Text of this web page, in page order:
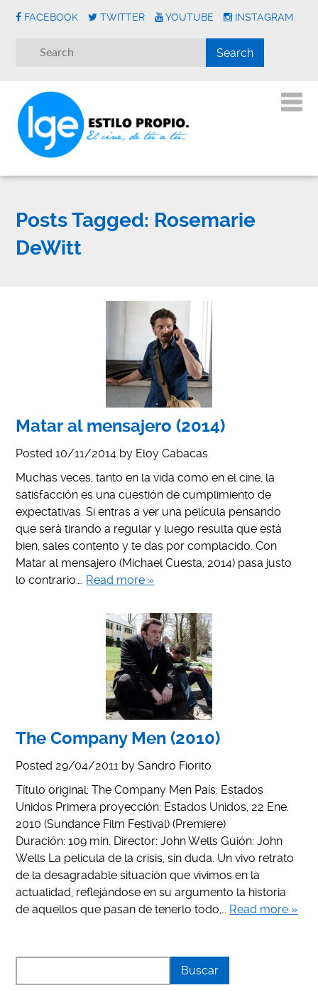
FACEBOOK TWITTER YOUTUBE INSTAGRAM
Posts Tagged: Rosemarie
DeWitt
Matar al mensajero (2014)
Posted10/11/2014 by Eloy Cabacas
Muchas veces, tanto en la vida como en el cine, la
satisfacción es una cuestión de cumplimiento de
expectativas. Si entras a ver una película pensando
que será tirando a regular y luego resulta que está
bien, sales contento y te das por complacido. Con
Matar al mensajero (Michael Cuesta, 2014) pasa justo
lo contrario…. Read more »
The Company Men (2010)
Posted 29/04/2011 bySandro Fiorito
Título original: The Company Men País: Estados
Unidos Primera proyección: Estados Unidos, 22 Ene.
2010 (Sundance Film Festival) (Premiere)
Duración: 109 min. Director: John Wells Guión: John
Wells La película de la crisis, sin duda. Un vivo retrato
de la desagradable situación que vivimos en la
actualidad, reflejándose en su argumento la historia
de aquellos que pasan de tenerlo todo,… Read more »